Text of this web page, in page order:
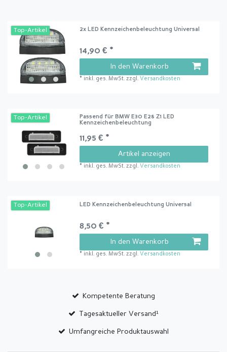
Top-Artikel 2x LED Kennzeichenbeleuchtung Universal
14,90 € *
In den Warenkorb
* inkl. ges. MwSt. zzgl. Versandkosten
Top-Artikel
Passend für BMW E30 E28 Z1 LED
Kennzeichenbeleuchtung
11,95 € *
Artikel anzeigen
* inkl. ges. MwSt. zzgl. Versandkosten
Top-Artikel LED Kennzeichenbeleuchtung Universal
8,50 € *
In den Warenkorb
* inkl. ges. MwSt. zzgl. Versandkosten
Kompetente Beratung
Tagesaktueller Versand¹
Umfangreiche Produktauswahl